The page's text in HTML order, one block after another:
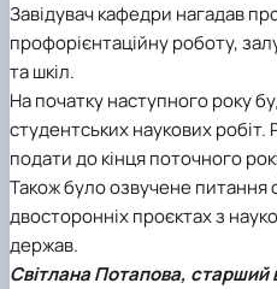
Завідувач кафедри нагадав
профорієнтаційну роботу,
та шкіл.
На початку наступного року
студентських наукових
подати до кінця поточного
Також було озвучене питання
двосторонніх проєктах з
держав.
Світлана Потапова, старший